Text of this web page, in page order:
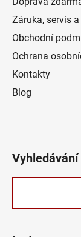
Záruka, servis
Obchodní
Ochrana
Kontakty
Blog
Vyhledávání